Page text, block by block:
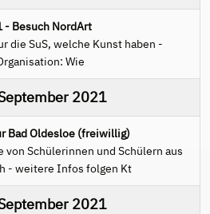
- Besuch NordArt
die SuS, welche Kunst haben -
Wie
2021
Bad Oldesloe (freiwillig)
Schülerinnen und Schülern aus
- weitere Infos folgen Kt
2021